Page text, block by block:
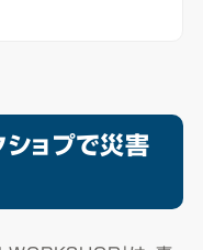
ョプで災害